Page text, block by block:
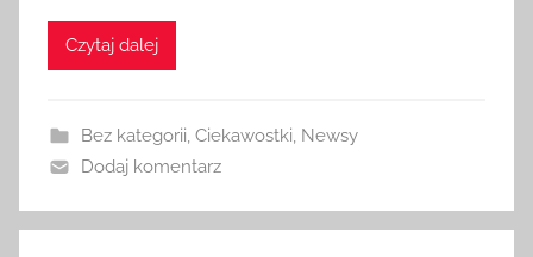
Czytaj dalej
Bez kategorii Ciekawostki Newsy
Dodaj komentarz